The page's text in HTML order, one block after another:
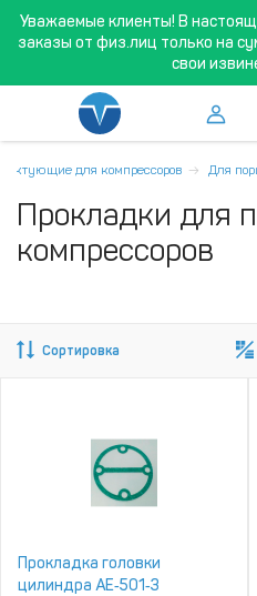
Уважаемые клиенты! В
заказы от физ.лиц только на
свои
для компрессоров Для
Прокладки для
компрессоров
Сортировка
Прокладка головки
цилиндра AE‑501‑3